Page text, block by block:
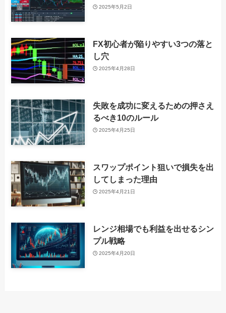
2025年5月2日
FX初心者が陥りやすい3つの落と
し穴
2025年4月28日
失敗を成功に変えるための押さえ
るべき10のルール
2025年4月25日
スワップポイント狙いで損失を出
してしまった理由
2025年4月21日
レンジ相場でも利益を出せるシン
プル戦略
2025年4月20日